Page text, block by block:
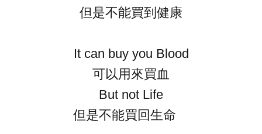
但是不能買到健康
It can buy you Blood
可以用來買血
But not Life
但是不能買回生命